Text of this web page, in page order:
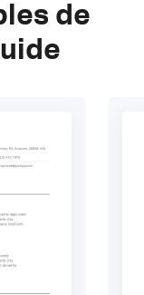
de